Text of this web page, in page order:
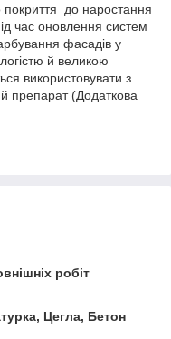
покриття до наростання
час оновлення систем
фасадів у
й великою
використовувати з
препарат (Додаткова
робіт
Цегла, Бетон